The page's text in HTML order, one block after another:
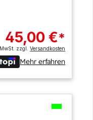
45,00 €*
zzgl.Versandkosten
Mehr erfahren